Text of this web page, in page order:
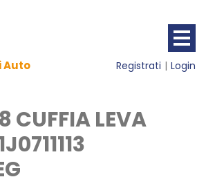
Auto Registrati Login
CUFFIA LEVA